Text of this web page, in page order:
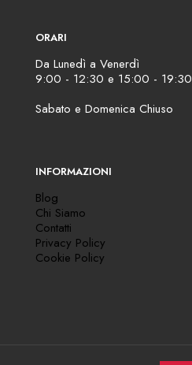
ORARI
Da Lunedì a Venerdì
9:00 - 12:30 e 15:00 - 19:30
Sabato e Domenica Chiuso
INFORMAZIONI
Blog
Chi Siamo
Contatti
Privacy Policy
Cookie Policy